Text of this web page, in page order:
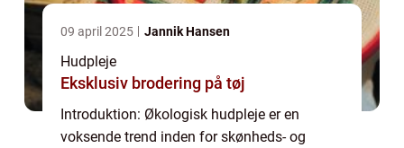
09 april 2025 Jannik Hansen
Hudpleje
Eksklusiv brodering på tøj
Introduktion: Økologisk hudpleje er en
voksende trend inden for skønheds- og